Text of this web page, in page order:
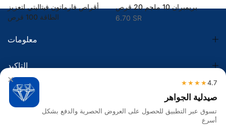
أقراص فارماتون فيتاليتي لتعزيز
الطاقة 100 قرص
بريمبران 10 ملجم 20 قرص
6.70 SR
معلومات
التاكيد
الضريبة
تواصل معنا
× 4.7
★★★★
صيدلية الجواهر
تسوق عبر التطبيق للحصول على العروض الحصرية والدفع بشكل
أسرع